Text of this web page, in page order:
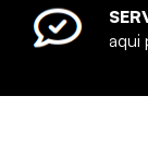
aqui